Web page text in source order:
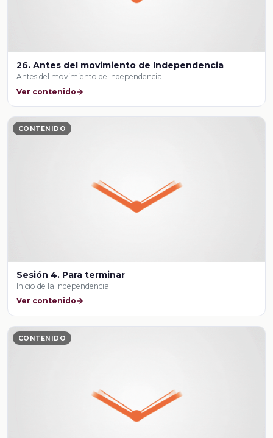
26. Antes del movimiento de Independencia
Antes del movimiento de Independencia
Ver contenido
CONTENIDO
Sesión 4. Para terminar
Inicio de la Independencia
Ver contenido
CONTENIDO